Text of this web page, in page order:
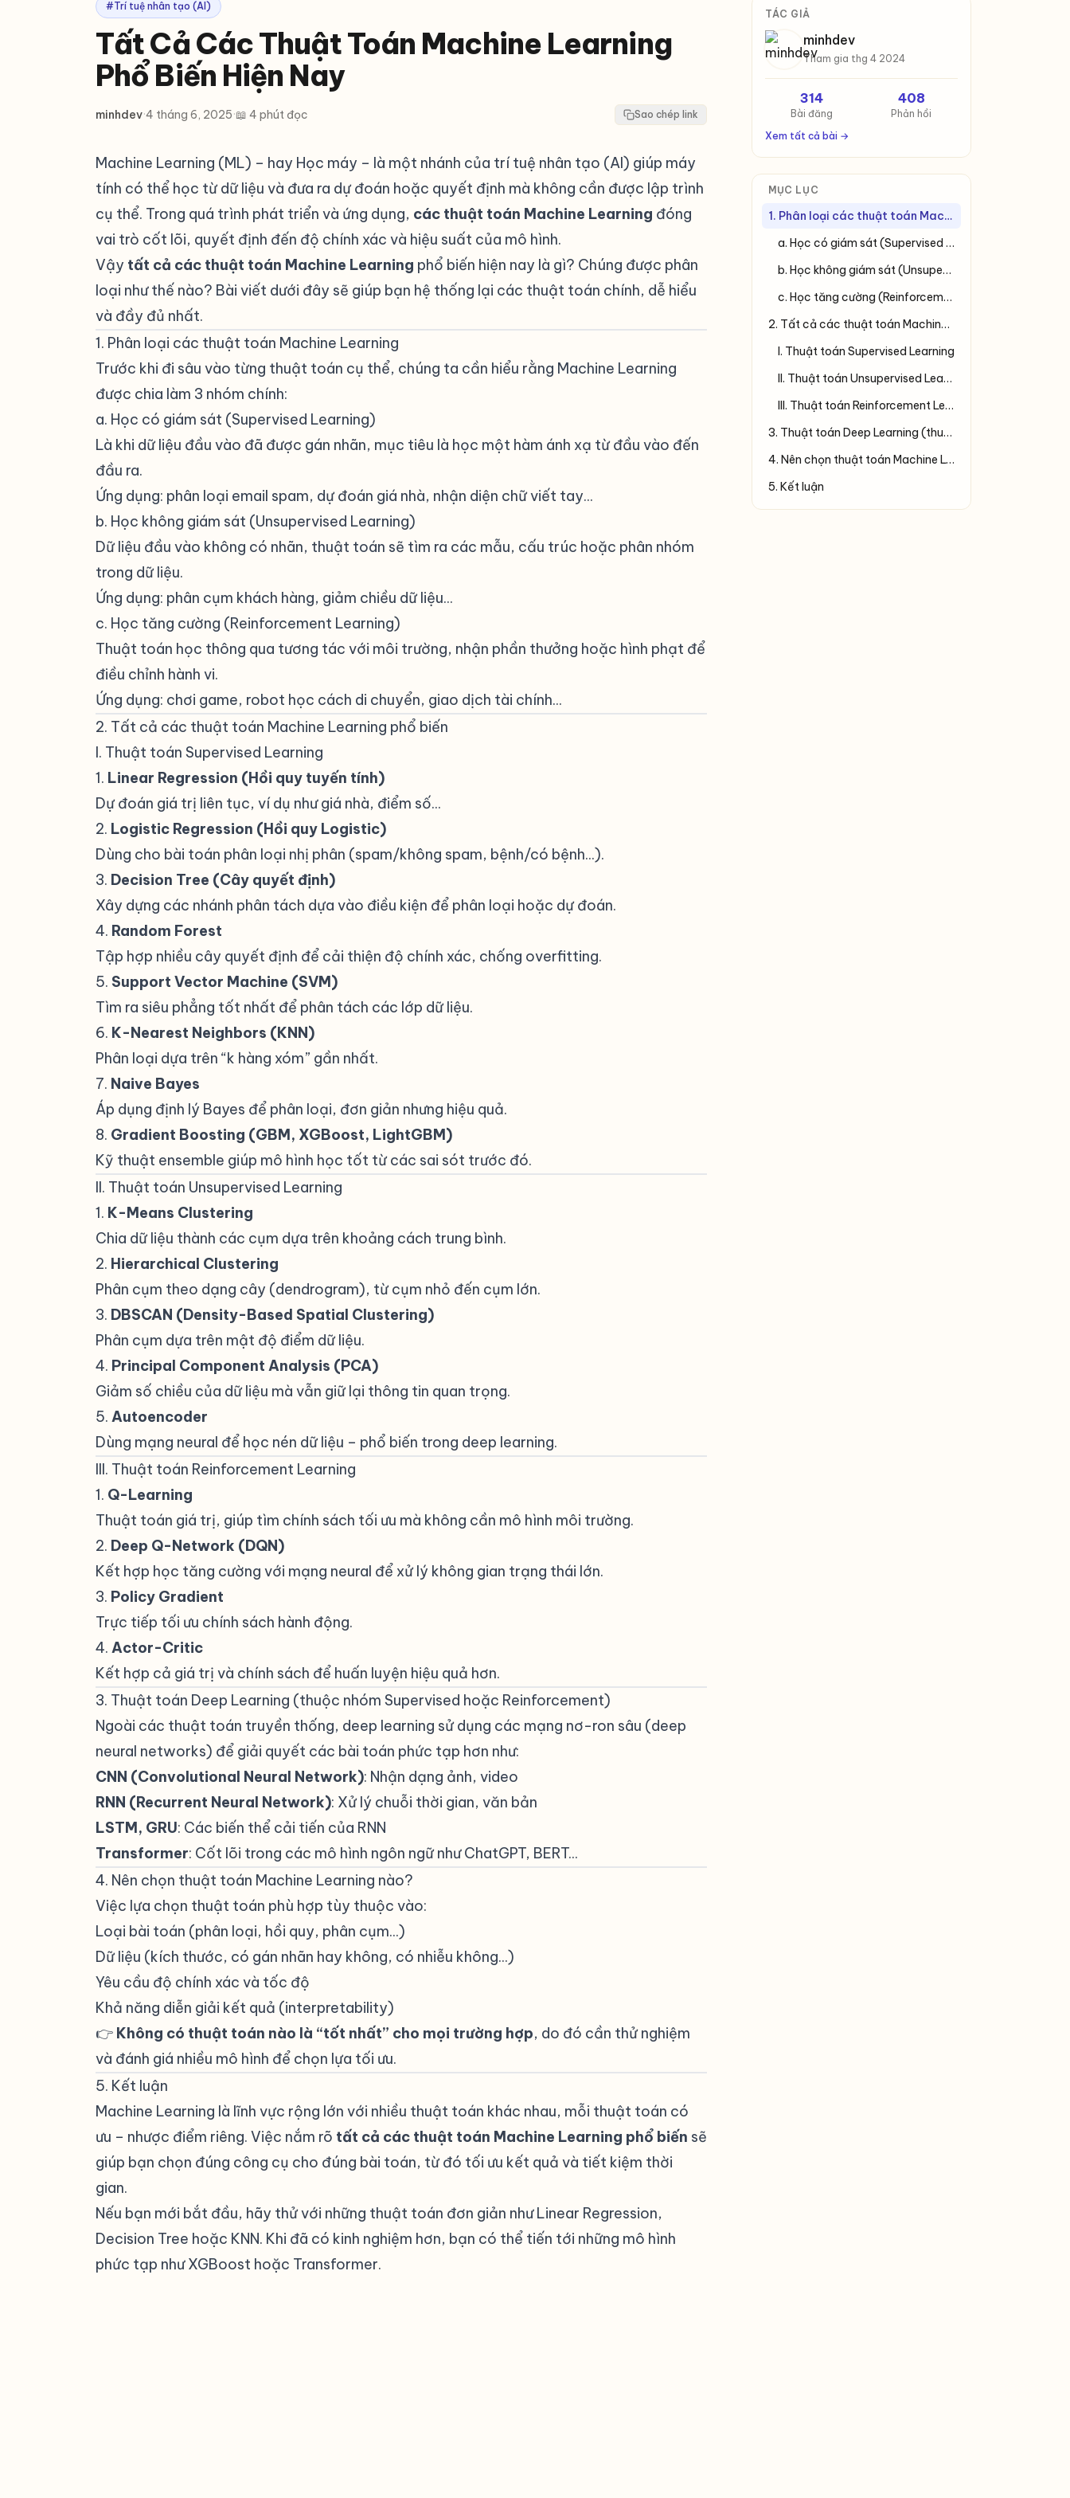
#Trí tuệ nhân tạo (AI)
Tất Cả Các Thuật Toán Machine Learning
Phổ Biến Hiện Nay
minhdev·4 tháng 6, 2025·📖 4 phút đọc Sao chép link
Machine Learning (ML) – hay Học máy – là một nhánh của trí tuệ nhân tạo (AI) giúp máy
tính có thể học từ dữ liệu và đưa ra dự đoán hoặc quyết định mà không cần được lập trình
cụ thể. Trong quá trình phát triển và ứng dụng, các thuật toán Machine Learning đóng
vai trò cốt lõi, quyết định đến độ chính xác và hiệu suất của mô hình.
Vậy tất cả các thuật toán Machine Learning phổ biến hiện nay là gì? Chúng được phân
loại như thế nào? Bài viết dưới đây sẽ giúp bạn hệ thống lại các thuật toán chính, dễ hiểu
và đầy đủ nhất.
1. Phân loại các thuật toán Machine Learning
Trước khi đi sâu vào từng thuật toán cụ thể, chúng ta cần hiểu rằng Machine Learning
được chia làm 3 nhóm chính:
a. Học có giám sát (Supervised Learning)
Là khi dữ liệu đầu vào đã được gán nhãn, mục tiêu là học một hàm ánh xạ từ đầu vào đến
đầu ra.
Ứng dụng: phân loại email spam, dự đoán giá nhà, nhận diện chữ viết tay...
b. Học không giám sát (Unsupervised Learning)
Dữ liệu đầu vào không có nhãn, thuật toán sẽ tìm ra các mẫu, cấu trúc hoặc phân nhóm
trong dữ liệu.
Ứng dụng: phân cụm khách hàng, giảm chiều dữ liệu...
c. Học tăng cường (Reinforcement Learning)
Thuật toán học thông qua tương tác với môi trường, nhận phần thưởng hoặc hình phạt để
điều chỉnh hành vi.
Ứng dụng: chơi game, robot học cách di chuyển, giao dịch tài chính...
2. Tất cả các thuật toán Machine Learning phổ biến
I. Thuật toán Supervised Learning
1. Linear Regression (Hồi quy tuyến tính)
Dự đoán giá trị liên tục, ví dụ như giá nhà, điểm số...
2. Logistic Regression (Hồi quy Logistic)
Dùng cho bài toán phân loại nhị phân (spam/không spam, bệnh/có bệnh...).
3. Decision Tree (Cây quyết định)
Xây dựng các nhánh phân tách dựa vào điều kiện để phân loại hoặc dự đoán.
4. Random Forest
Tập hợp nhiều cây quyết định để cải thiện độ chính xác, chống overfitting.
5. Support Vector Machine (SVM)
Tìm ra siêu phẳng tốt nhất để phân tách các lớp dữ liệu.
6. K-Nearest Neighbors (KNN)
Phân loại dựa trên “k hàng xóm” gần nhất.
7. Naive Bayes
Áp dụng định lý Bayes để phân loại, đơn giản nhưng hiệu quả.
8. Gradient Boosting (GBM, XGBoost, LightGBM)
Kỹ thuật ensemble giúp mô hình học tốt từ các sai sót trước đó.
II. Thuật toán Unsupervised Learning
1. K-Means Clustering
Chia dữ liệu thành các cụm dựa trên khoảng cách trung bình.
2. Hierarchical Clustering
Phân cụm theo dạng cây (dendrogram), từ cụm nhỏ đến cụm lớn.
3. DBSCAN (Density-Based Spatial Clustering)
Phân cụm dựa trên mật độ điểm dữ liệu.
4. Principal Component Analysis (PCA)
Giảm số chiều của dữ liệu mà vẫn giữ lại thông tin quan trọng.
5. Autoencoder
Dùng mạng neural để học nén dữ liệu – phổ biến trong deep learning.
III. Thuật toán Reinforcement Learning
1. Q-Learning
Thuật toán giá trị, giúp tìm chính sách tối ưu mà không cần mô hình môi trường.
2. Deep Q-Network (DQN)
Kết hợp học tăng cường với mạng neural để xử lý không gian trạng thái lớn.
3. Policy Gradient
Trực tiếp tối ưu chính sách hành động.
4. Actor-Critic
Kết hợp cả giá trị và chính sách để huấn luyện hiệu quả hơn.
3. Thuật toán Deep Learning (thuộc nhóm Supervised hoặc Reinforcement)
Ngoài các thuật toán truyền thống, deep learning sử dụng các mạng nơ-ron sâu (deep
neural networks) để giải quyết các bài toán phức tạp hơn như:
CNN (Convolutional Neural Network): Nhận dạng ảnh, video
RNN (Recurrent Neural Network): Xử lý chuỗi thời gian, văn bản
LSTM, GRU: Các biến thể cải tiến của RNN
Transformer: Cốt lõi trong các mô hình ngôn ngữ như ChatGPT, BERT...
4. Nên chọn thuật toán Machine Learning nào?
Việc lựa chọn thuật toán phù hợp tùy thuộc vào:
Loại bài toán (phân loại, hồi quy, phân cụm...)
Dữ liệu (kích thước, có gán nhãn hay không, có nhiễu không...)
Yêu cầu độ chính xác và tốc độ
Khả năng diễn giải kết quả (interpretability)
👉 Không có thuật toán nào là “tốt nhất” cho mọi trường hợp, do đó cần thử nghiệm
và đánh giá nhiều mô hình để chọn lựa tối ưu.
5. Kết luận
Machine Learning là lĩnh vực rộng lớn với nhiều thuật toán khác nhau, mỗi thuật toán có
ưu – nhược điểm riêng. Việc nắm rõ tất cả các thuật toán Machine Learning phổ biến sẽ
giúp bạn chọn đúng công cụ cho đúng bài toán, từ đó tối ưu kết quả và tiết kiệm thời
gian.
Nếu bạn mới bắt đầu, hãy thử với những thuật toán đơn giản như Linear Regression,
Decision Tree hoặc KNN. Khi đã có kinh nghiệm hơn, bạn có thể tiến tới những mô hình
phức tạp như XGBoost hoặc Transformer.
TÁC GIẢ
minhdev
Tham gia thg 4 2024
314
Bài đăng
408
Phản hồi
Xem tất cả bài →
MỤC LỤC
1. Phân loại các thuật toán Machine Learning
a. Học có giám sát (Supervised Learning)
b. Học không giám sát (Unsupervised Learning)
c. Học tăng cường (Reinforcement Learning)
2. Tất cả các thuật toán Machine Learning phổ biến
I. Thuật toán Supervised Learning
II. Thuật toán Unsupervised Learning
III. Thuật toán Reinforcement Learning
3. Thuật toán Deep Learning (thuộc nhóm Supervised hoặc Reinforcement)
4. Nên chọn thuật toán Machine Learning nào?
5. Kết luận